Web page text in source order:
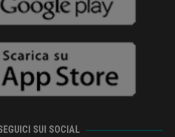
SUI SOCIAL